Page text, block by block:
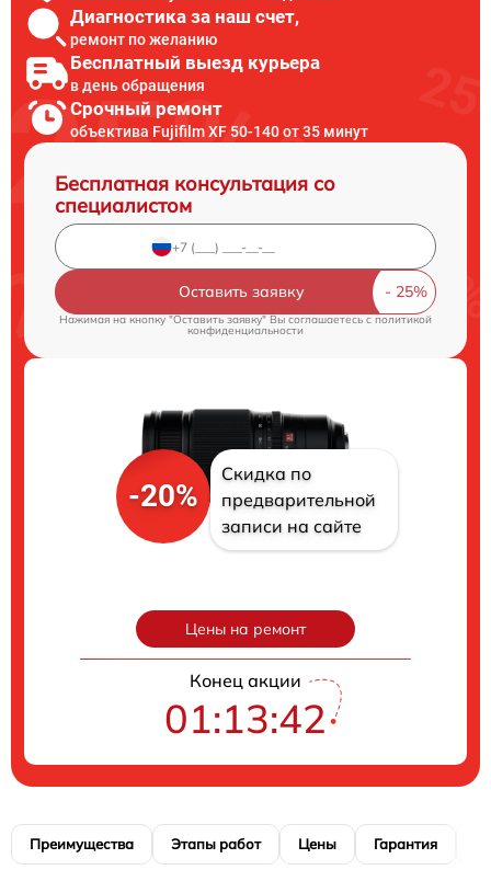
Диагностика за наш счет,
ремонт по желанию
Бесплатный выезд курьера
в день обращения
Срочный ремонт
объектива Fujifilm XF 50-140 от 35 минут
Бесплатная консультация со
специалистом
Оставить заявку
Нажимая на кнопку "Оставить заявку" Вы соглашаетесь c политикой
конфиденциальности
-20%
Скидка по
предварительной
записи на сайте
Цены на ремонт
Конец акции
01:13:41
Преимущества Этапы работ Цены Гарантия